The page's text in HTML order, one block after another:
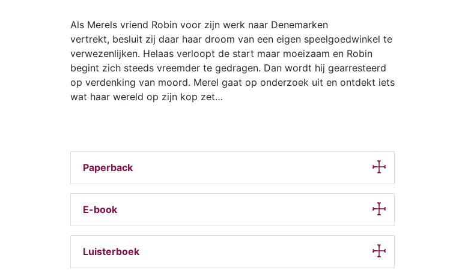
Als Merels vriend Robin voor zijn werk naar Denemarken
vertrekt, besluit zij daar haar droom van een eigen speelgoedwinkel te
verwezenlijken. Helaas verloopt de start maar moeizaam en Robin
begint zich steeds vreemder te gedragen. Dan wordt hij gearresteerd
op verdenking van moord. Merel gaat op onderzoek uit en ontdekt iets
wat haar wereld op zijn kop zet…
Paperback
E-book
Luisterboek